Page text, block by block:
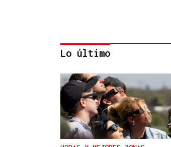
09
FIESTAS PEREGRINA
Concierto de La Casa Azul
Lo último